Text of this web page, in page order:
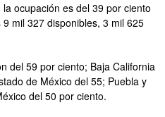
ocupación es del 39 por ciento
mil 327 disponibles, 3 mil 625
del 59 por ciento; Baja California
de México del 55; Puebla y
del 50 por ciento.